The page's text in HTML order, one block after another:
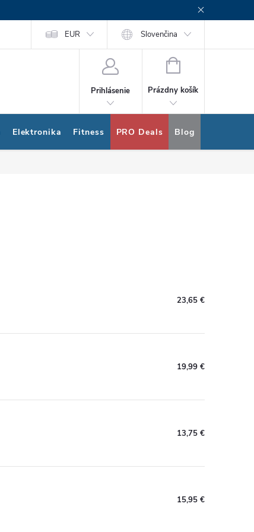
Nákup na splátky Quatro
EUR Slovenčina
Prihlásenie
NÁKUPNÝ
Prázdny košík
Elektronika Fitness PRO Deals Blog
23,65 €
19,99 €
13,75 €
15,95 €